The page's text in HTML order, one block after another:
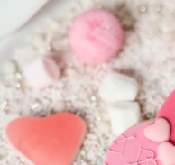
producten
Producten
op
soort
Producten